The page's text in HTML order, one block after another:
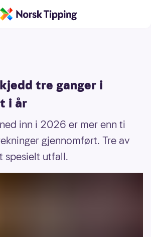
tre ganger i
i år
inn i 2026 er mer enn ti
gjennomført. Tre av
spesielt utfall.